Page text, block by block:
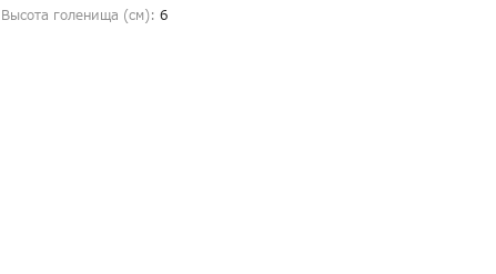
Высота голенища (cм): 6